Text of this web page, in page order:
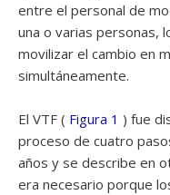
entre el personal de
una o varias personas,
movilizar el cambio en
simultáneamente.
El VTF ( Figura 1 ) fue
proceso de cuatro
años y se describe en
era necesario porque